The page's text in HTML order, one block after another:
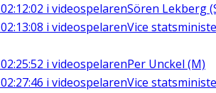
02:12:02 i videospelarenSören Lekberg
02:13:08 i videospelarenVice
02:25:52 i videospelarenPer Unckel (M)
02:27:46 i videospelarenVice